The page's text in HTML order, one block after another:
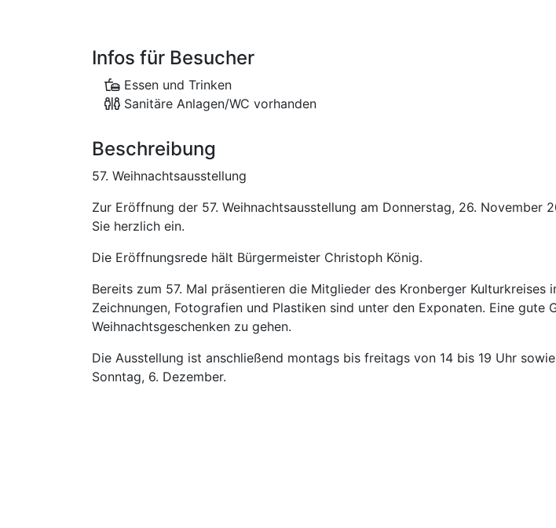
Infos für Besucher
Essen und Trinken
Sanitäre Anlagen/WC vorhanden
Beschreibung
57. Weihnachtsausstellung
Zur Eröffnung der 57. Weihnachtsausstellung am Donnerstag, 26.
Sie herzlich ein.
Die Eröffnungsrede hält Bürgermeister Christoph König.
Bereits zum 57. Mal präsentieren die Mitglieder des Kronberger
Zeichnungen, Fotografien und Plastiken sind unter den Exponaten. Eine gute
Weihnachtsgeschenken zu gehen.
Die Ausstellung ist anschließend montags bis freitags von 14 bis 19 Uhr
Sonntag, 6. Dezember.